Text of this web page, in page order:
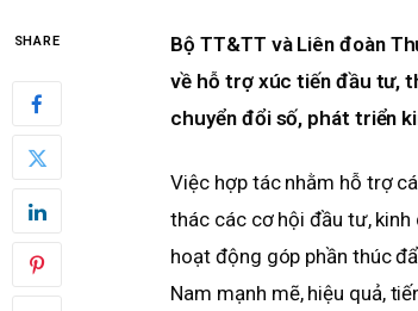
SHARE
Bộ TT&TT và Liên đoàn
về hỗ trợ xúc tiến đầu tư,
chuyển đổi số, phát triển
Việc hợp tác nhằm hỗ trợ
thác các cơ hội đầu tư,
hoạt động góp phần thúc
Nam mạnh mẽ, hiệu quả,